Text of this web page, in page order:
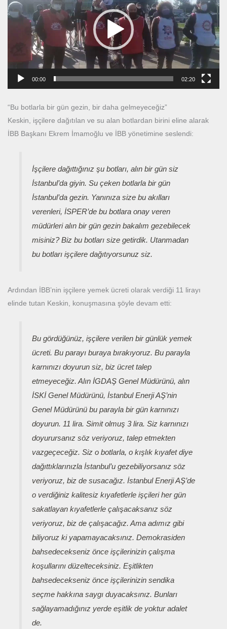
00:00 02:20
“Bu botlarla bir gün gezin, bir daha gelmeyeceğiz”
Keskin, işçilere dağıtılan ve su alan botlardan birini eline alarak
İBB Başkanı Ekrem İmamoğlu ve İBB yönetimine seslendi:
İşçilere dağıttığınız şu botları, alın bir gün siz
İstanbul’da giyin. Su çeken botlarla bir gün
İstanbul’da gezin. Yanınıza size bu akılları
verenleri, İSPER’de bu botlara onay veren
müdürleri alın bir gün gezin bakalım gezebilecek
misiniz? Biz bu botları size getirdik. Utanmadan
bu botları işçilere dağıtıyorsunuz siz.
Ardından İBB’nin işçilere yemek ücreti olarak verdiği 11 lirayı
elinde tutan Keskin, konuşmasına şöyle devam etti:
Bu gördüğünüz, işçilere verilen bir günlük yemek
ücreti. Bu parayı buraya bırakıyoruz. Bu parayla
karnınızı doyurun siz, biz ücret talep
etmeyeceğiz. Alın İGDAŞ Genel Müdürünü, alın
İSKİ Genel Müdürünü, İstanbul Enerji AŞ’nin
Genel Müdürünü bu parayla bir gün karnınızı
doyurun. 11 lira. Simit olmuş 3 lira. Siz karnınızı
doyurursanız söz veriyoruz, talep etmekten
vazgeçeceğiz. Siz o botlarla, o kışlık kıyafet diye
dağıttıklarınızla İstanbul’u gezebiliyorsanız söz
veriyoruz, biz de susacağız. İstanbul Enerji AŞ’de
o verdiğiniz kalitesiz kıyafetlerle işçileri her gün
sakatlayan kıyafetlerle çalışacaksanız söz
veriyoruz, biz de çalışacağız. Ama adımız gibi
biliyoruz ki yapamayacaksınız. Demokrasiden
bahsedecekseniz önce işçilerinizin çalışma
koşullarını düzelteceksiniz. Eşitlikten
bahsedecekseniz önce işçilerinizin sendika
seçme hakkına saygı duyacaksınız. Bunları
sağlayamadığınız yerde eşitlik de yoktur adalet
de.